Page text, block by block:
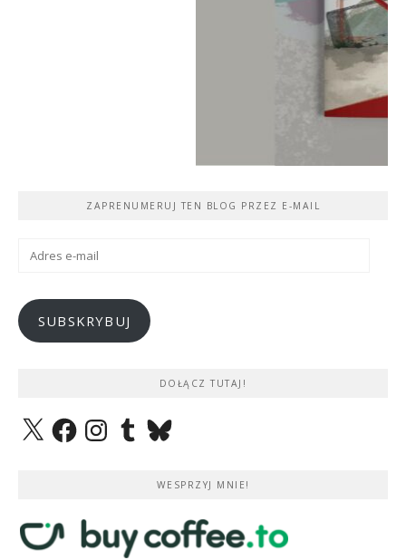
ZAPRENUMERUJ TEN BLOG PRZEZ E-MAIL
Adres
SUBSKRYBUJ
DOŁĄCZ TUTAJ!
X FacebookInstagramTumblrBluesky
WESPRZYJ MNIE!